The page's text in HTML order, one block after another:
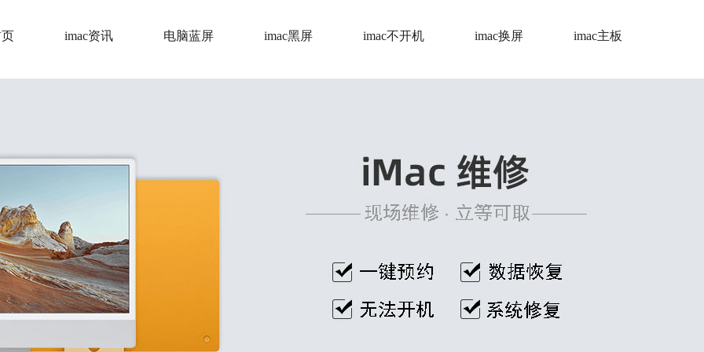
imac资讯 电脑蓝屏 imac黑屏 imac不开机 imac换屏 imac主板